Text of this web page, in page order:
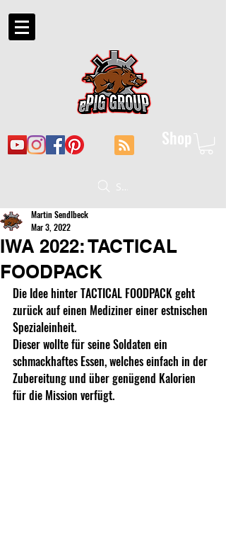
Shop
Suche
IWA 2022: TACTICAL
FOODPACK
Martin Sendlbeck
Mar 3, 2022
Die Idee hinter TACTICAL FOODPACK geht
zurück auf einen Mediziner einer estnischen
Spezialeinheit.
Dieser wollte für seine Soldaten ein
schmackhaftes Essen, welches einfach in der
Zubereitung und über genügend Kalorien
für die Mission verfügt.